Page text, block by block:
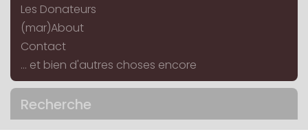
Les Donateurs
(mar)About
Contact
... et bien d'autres choses encore
Recherche